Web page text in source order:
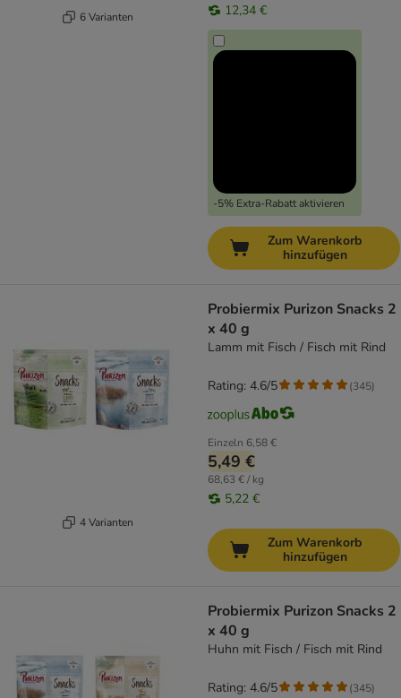
6 Varianten 12,34 €
-5% Extra-Rabatt aktivieren
Zum Warenkorb
hinzufügen
4 Varianten
Probiermix Purizon Snacks 2
x 40 g
Lamm mit Fisch / Fisch mit Rind
Einzeln 6,58 €
5,49 €
68,63 € / kg
5,22 €
Rating: 4.6/5 (345)
Zum Warenkorb
hinzufügen
Probiermix Purizon Snacks 2
x 40 g
Huhn mit Fisch / Fisch mit Rind
Rating: 4.6/5 (345)